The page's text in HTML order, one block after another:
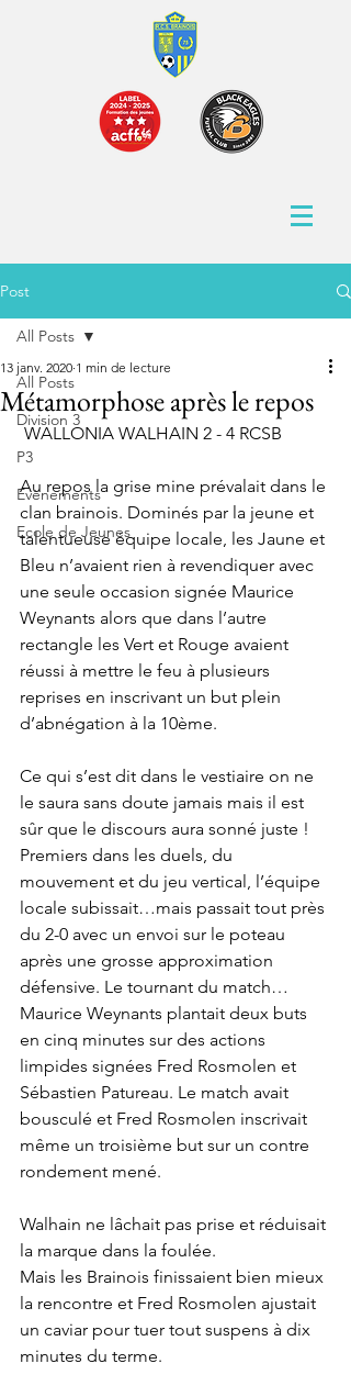
Post
All Posts
Division 3
P3
Evènements
Ecole de Jeunes
All Posts
Métamorphose après le repos
13 janv. 2020 1 min de lecture
WALLONIA WALHAIN 2 - 4 RCSB
Au repos la grise mine prévalait dans le
clan brainois. Dominés par la jeune et
talentueuse équipe locale, les Jaune et
Bleu n’avaient rien à revendiquer avec
une seule occasion signée Maurice
Weynants alors que dans l’autre
rectangle les Vert et Rouge avaient
réussi à mettre le feu à plusieurs
reprises en inscrivant un but plein
d’abnégation à la 10ème.
Ce qui s’est dit dans le vestiaire on ne
le saura sans doute jamais mais il est
sûr que le discours aura sonné juste !
Premiers dans les duels, du
mouvement et du jeu vertical, l’équipe
locale subissait…mais passait tout près
du 2-0 avec un envoi sur le poteau
après une grosse approximation
défensive. Le tournant du match…
Maurice Weynants plantait deux buts
en cinq minutes sur des actions
limpides signées Fred Rosmolen et
Sébastien Patureau. Le match avait
bousculé et Fred Rosmolen inscrivait
même un troisième but sur un contre
rondement mené.
Walhain ne lâchait pas prise et réduisait
la marque dans la foulée.
Mais les Brainois finissaient bien mieux
la rencontre et Fred Rosmolen ajustait
un caviar pour tuer tout suspens à dix
minutes du terme.